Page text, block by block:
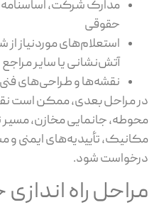
مدارک شرکت، اساسنامه و
حقوقی
استعلام‌های موردنیاز از
آتش‌نشانی یا سایر مراجع
نقشه‌ها و طراحی‌های فنی پس
مراحل بعدی، ممکن است
جانمایی مخازن، مسیر
تأییدیه‌های ایمنی و
شود.
راه اندازی